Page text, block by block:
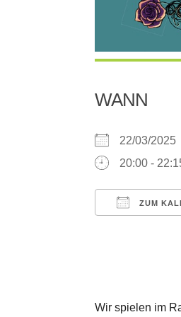
WANN
22/03/2025
20:00 -
ZUM
Wir spielen im